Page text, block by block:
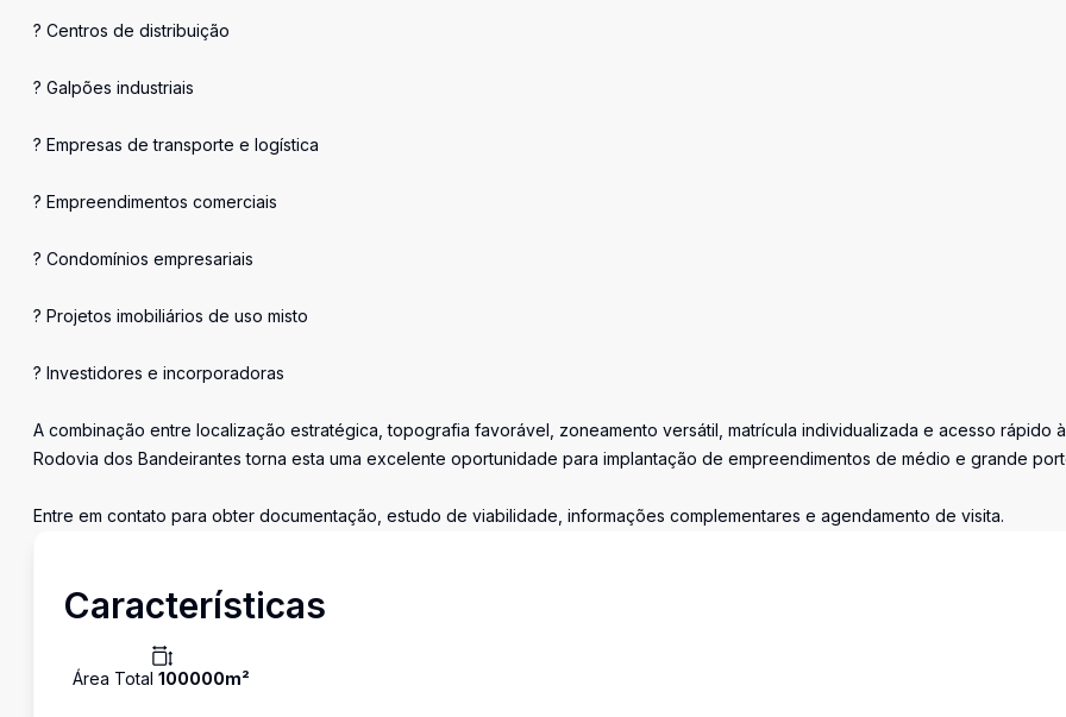
? Centros de distribuição
? Galpões industriais
? Empresas de transporte e logística
? Empreendimentos comerciais
? Condomínios empresariais
? Projetos imobiliários de uso misto
? Investidores e incorporadoras
A combinação entre localização estratégica, topografia favorável, zoneamento versátil, matrícula individualizada e acesso rápido à
Rodovia dos Bandeirantes torna esta uma excelente oportunidade para implantação de empreendimentos de médio e grande
Entre em contato para obter documentação, estudo de viabilidade, informações complementares e agendamento de visita.
Características
Área Total 100000m²